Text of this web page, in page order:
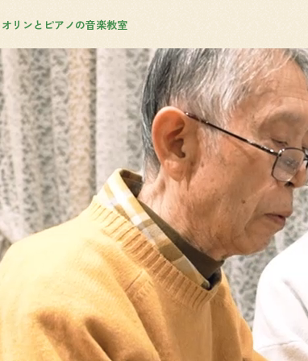
リンとピアノの音楽教室